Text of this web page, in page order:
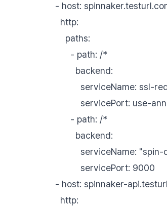
- host:
http:
paths:
- path: /*
backend:
serviceName: ssl-
servicePort: use-
- path: /*
backend:
serviceName: "spin-
servicePort: 9000
- host: spinnaker-
http: